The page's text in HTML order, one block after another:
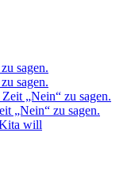
sagen.
sagen.
„Nein“ zu sagen.
„Nein“ zu sagen.
will